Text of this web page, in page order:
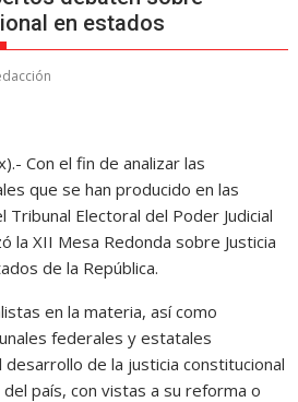
en estados
Con el fin de analizar las
que se han producido en las
Electoral del Poder Judicial
la XII Mesa Redonda sobre Justicia
de la República.
en la materia, así como
federales y estatales
desarrollo de la justicia constitucional
país, con vistas a su reforma o